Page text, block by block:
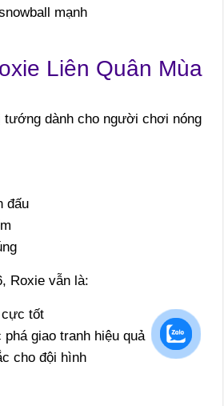
mạnh
Liên Quân Mùa
tướng dành cho người chơi nóng
đấu
Roxie vẫn là:
tốt
giao tranh hiệu quả
cho đội hình